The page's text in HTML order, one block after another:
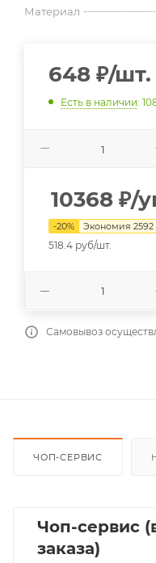
Материал
648 ₽/шт.
Есть в наличии:
10368 ₽/
-20% Экономия 2592
518.4 руб/шт.
Самовывоз
ЧОП-СЕРВИС
Чоп-сервис
заказа)